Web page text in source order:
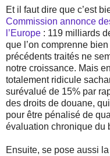
Et il faut dire que c’est
Commission annonce
l’Europe : 119 milliards
que l’on comprenne
précédents traités ne
notre croissance. Mais
totalement ridicule
surévalué de 15% par
des droits de douane,
pour être pénalisé de
évaluation chronique du
Ensuite, se pose aussi